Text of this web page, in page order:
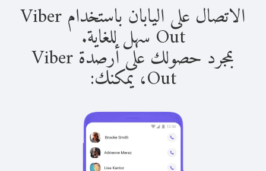
الاتصال على اليابان باستخدام Viber
Out سهل للغاية.
بمجرد حصولك على أرصدة Viber
Out، يمكنك: